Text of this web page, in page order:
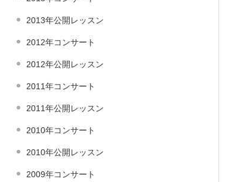
2013年公開レッスン
2012年コンサート
2012年公開レッスン
2011年コンサート
2011年公開レッスン
2010年コンサート
2010年公開レッスン
2009年コンサート